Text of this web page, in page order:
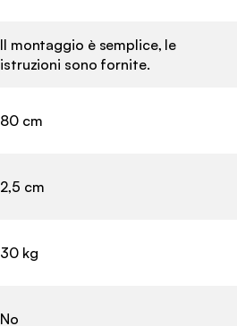
Il montaggio è semplice, le
istruzioni sono fornite.
80 cm
2,5 cm
30 kg
No